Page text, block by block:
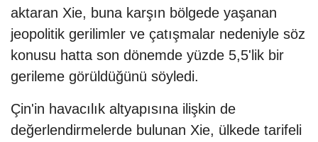
aktaran Xie, buna karşın bölgede yaşanan
jeopolitik gerilimler ve çatışmalar nedeniyle söz
konusu hatta son dönemde yüzde 5,5'lik bir
gerileme görüldüğünü söyledi.
Çin'in havacılık altyapısına ilişkin de
değerlendirmelerde bulunan Xie, ülkede tarifeli